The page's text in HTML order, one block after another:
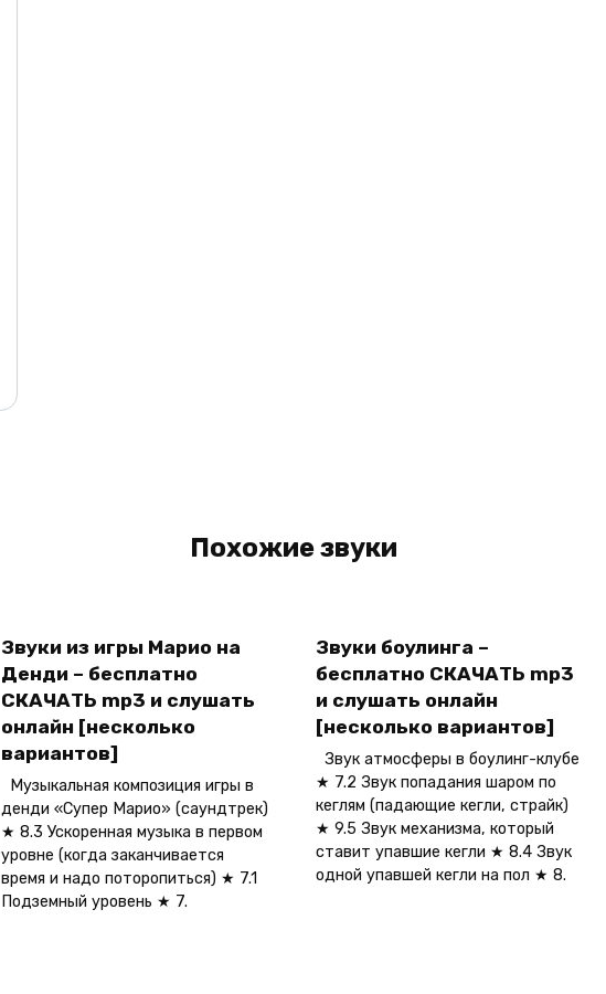
Похожие звуки
Звуки из игры Марио на
Денди – бесплатно
СКАЧАТЬ mp3 и слушать
онлайн [несколько
вариантов]
Музыкальная композиция игры в
денди «Супер Марио» (саундтрек)
★ 8.3 Ускоренная музыка в первом
уровне (когда заканчивается
время и надо поторопиться) ★ 7.1
Подземный уровень ★ 7.
Звуки боулинга –
бесплатно СКАЧАТЬ mp3
и слушать онлайн
[несколько вариантов]
Звук атмосферы в боулинг-клубе
★ 7.2 Звук попадания шаром по
кеглям (падающие кегли, страйк)
★ 9.5 Звук механизма, который
ставит упавшие кегли ★ 8.4 Звук
одной упавшей кегли на пол ★ 8.